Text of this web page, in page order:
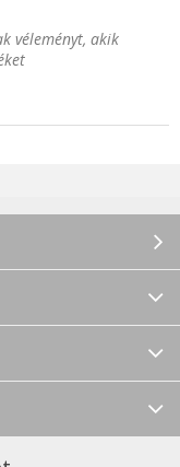
véleményt, akik